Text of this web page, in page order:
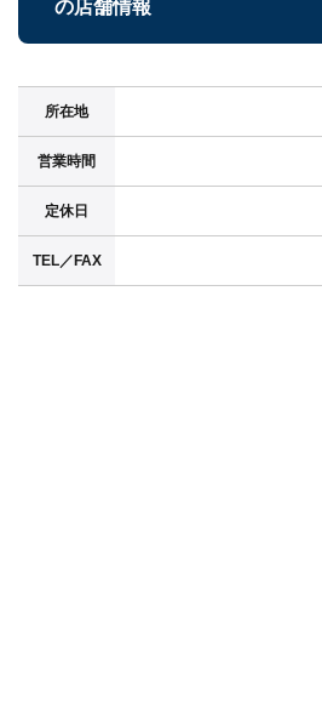
の店舗情報
所在地
営業時間
定休日
TEL／FAX